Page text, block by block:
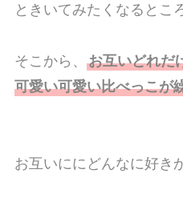
ときいてみたくなるとこ
そこから、 お互いどれだ
可愛い可愛い比べっこが
お互いににどんなに好き